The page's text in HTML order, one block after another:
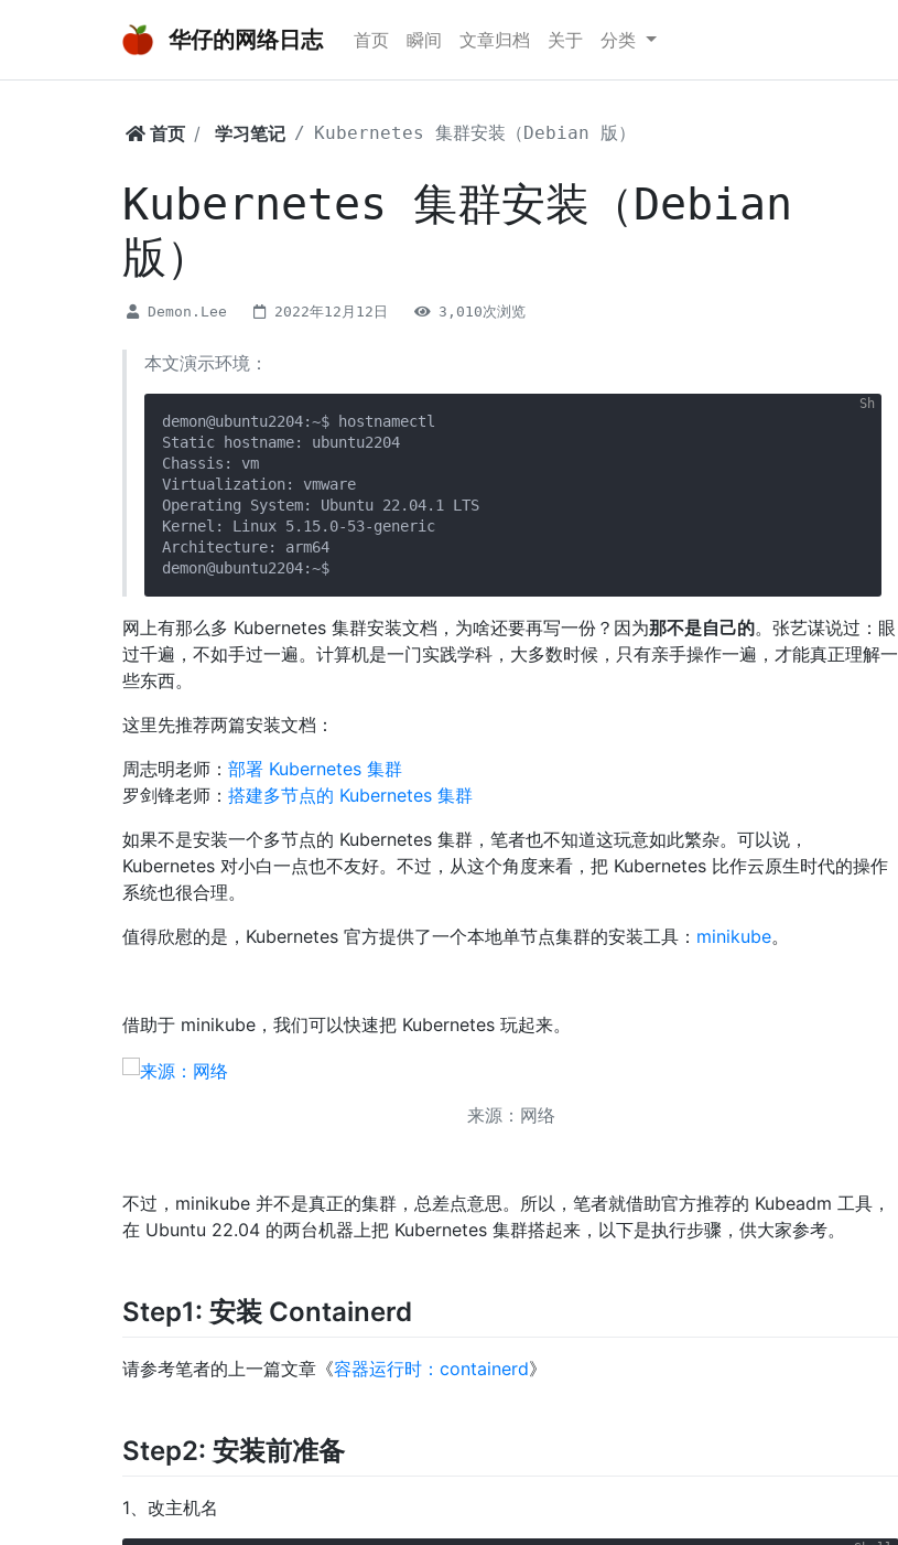
华仔的网络日志 首页 瞬间 文章归档 关于 分类
首页 学习笔记 Kubernetes 集群安装（Debian 版）
Kubernetes 集群安装（Debian
版）
Demon.Lee 2022年12月12日 3,010次浏览
本文演示环境：
demon@ubuntu2204:~$ hostnamectl
Static hostname: ubuntu2204
Chassis: vm
Virtualization: vmware
Operating System: Ubuntu 22.04.1 LTS
Kernel: Linux 5.15.0-53-generic
Architecture: arm64
网上有那么多 Kubernetes 集群安装文档，为啥还要再写一份？因为那不是自己的。张艺谋说过：眼
过千遍，不如手过一遍。计算机是一门实践学科，大多数时候，只有亲手操作一遍，才能真正理解一
些东西。
这里先推荐两篇安装文档：
周志明老师： 部署 Kubernetes 集群
罗剑锋老师： 搭建多节点的 Kubernetes 集群
如果不是安装一个多节点的 Kubernetes 集群，笔者也不知道这玩意如此繁杂。可以说，
Kubernetes 对小白一点也不友好。不过，从这个角度来看，把 Kubernetes 比作云原生时代的操作
系统也很合理。
值得欣慰的是，Kubernetes 官方提供了一个本地单节点集群的安装工具： minikube。
借助于 minikube，我们可以快速把 Kubernetes 玩起来。
来源：网络
不过，minikube 并不是真正的集群，总差点意思。所以，笔者就借助官方推荐的 Kubeadm 工具，
在 Ubuntu 22.04 的两台机器上把 Kubernetes 集群搭起来，以下是执行步骤，供大家参考。
Step1: 安装 Containerd
请参考笔者的上一篇文章《容器运行时：containerd》
Step2: 安装前准备
1、改主机名